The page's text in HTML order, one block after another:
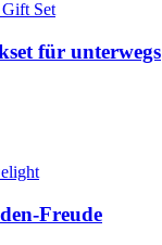
für unterwegs
Freude